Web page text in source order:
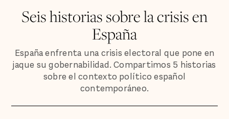
Seis historias sobre la crisis en
España
España enfrenta una crisis electoral que pone en
jaque su gobernabilidad. Compartimos 5 historias
sobre el contexto político español
contemporáneo.